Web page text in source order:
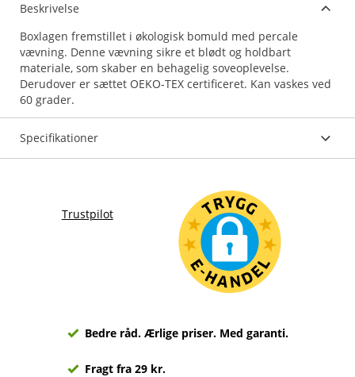
Beskrivelse
Boxlagen fremstillet i økologisk bomuld med percale
vævning. Denne vævning sikre et blødt og holdbart
materiale, som skaber en behagelig soveoplevelse.
Derudover er sættet OEKO-TEX certificeret. Kan vaskes ved
Specifikationer
Trustpilot
Bedre råd. Ærlige priser. Med garanti.
Fragt fra 29 kr.